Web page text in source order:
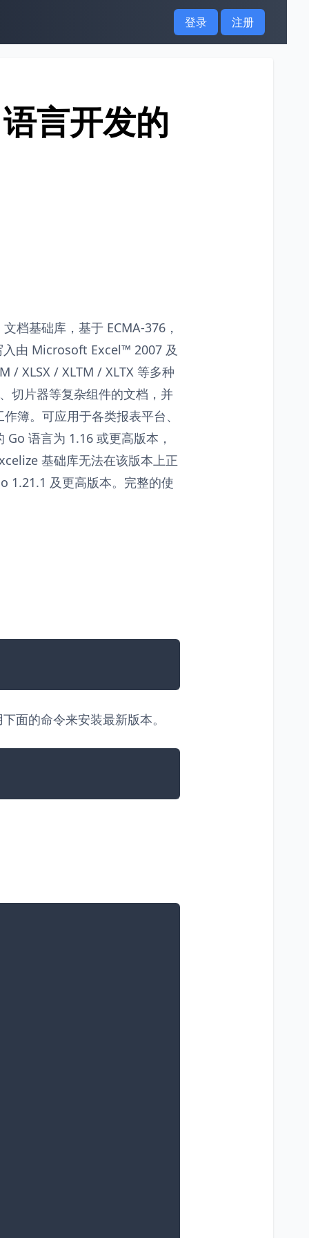
登录 注册
言开发的
档基础库，基于 ECMA-376，
入由 Microsoft Excel™ 2007 及
/ XLSX / XLTM / XLTX 等多种
切片器等复杂组件的文档，并
簿。可应用于各类报表平台、
语言为 1.16 或更高版本，
基础库无法在该版本上正
1.21.1 及更高版本。完整的使
面的命令来安装最新版本。